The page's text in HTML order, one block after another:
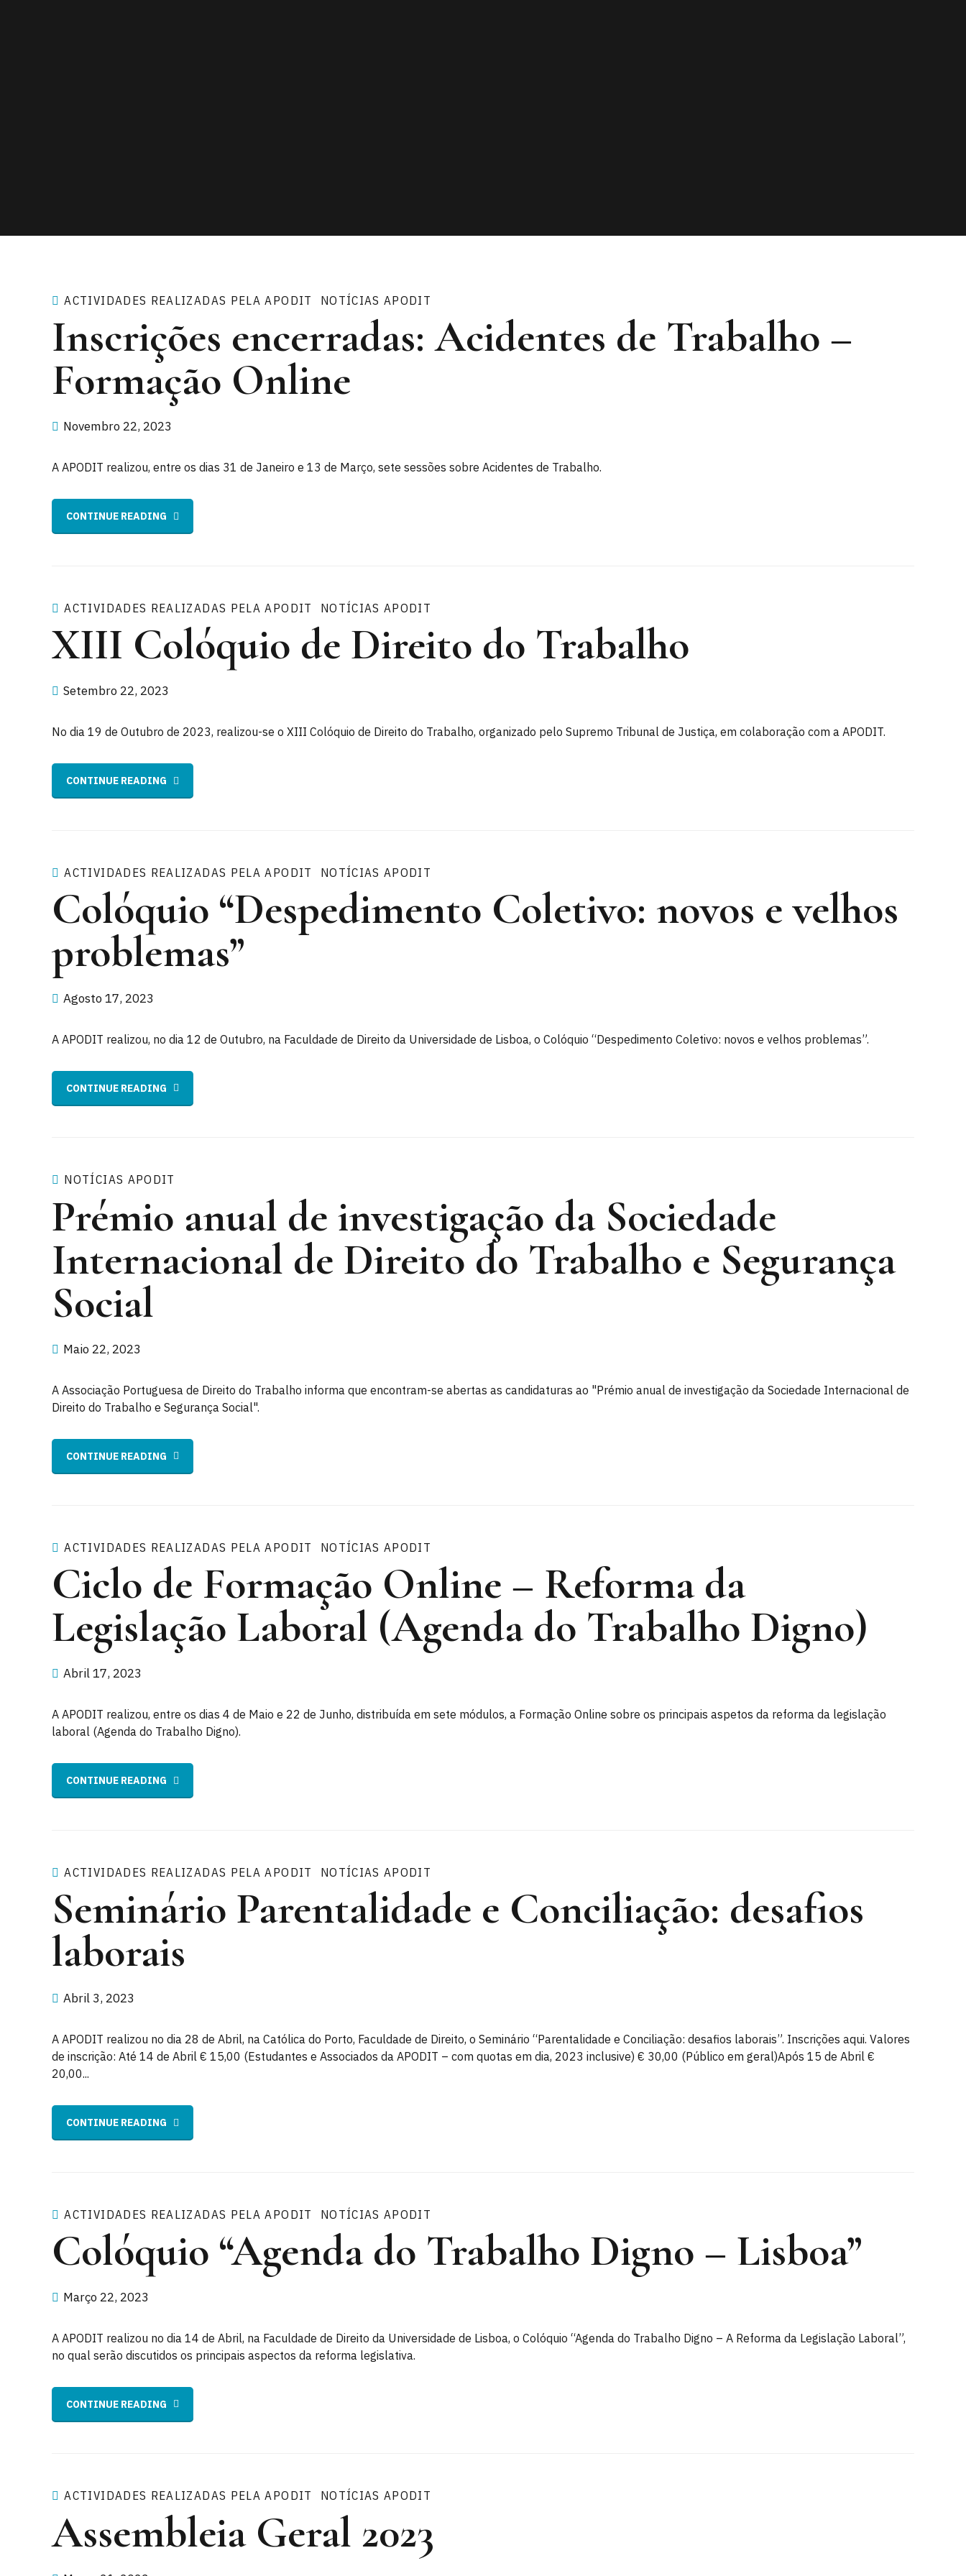
ACTIVIDADES REALIZADAS PELA APODIT NOTÍCIAS APODIT
Inscrições encerradas: Acidentes de Trabalho –
Formação Online
Novembro 22, 2023
A APODIT realizou, entre os dias 31 de Janeiro e 13 de Março, sete sessões sobre Acidentes de Trabalho.
CONTINUE READING
ACTIVIDADES REALIZADAS PELA APODIT NOTÍCIAS APODIT
XIII Colóquio de Direito do Trabalho
Setembro 22, 2023
No dia 19 de Outubro de 2023, realizou-se o XIII Colóquio de Direito do Trabalho, organizado pelo Supremo Tribunal de Justiça, em colaboração com a APODIT.
CONTINUE READING
ACTIVIDADES REALIZADAS PELA APODIT NOTÍCIAS APODIT
Colóquio “Despedimento Coletivo: novos e velhos
problemas”
Agosto 17, 2023
A APODIT realizou, no dia 12 de Outubro, na Faculdade de Direito da Universidade de Lisboa, o Colóquio “Despedimento Coletivo: novos e velhos problemas”.
CONTINUE READING
NOTÍCIAS APODIT
Prémio anual de investigação da Sociedade
Internacional de Direito do Trabalho e Segurança
Social
Maio 22, 2023
A Associação Portuguesa de Direito do Trabalho informa que encontram-se abertas as candidaturas ao "Prémio anual de investigação da Sociedade Internacional de
Direito do Trabalho e Segurança Social".
CONTINUE READING
ACTIVIDADES REALIZADAS PELA APODIT NOTÍCIAS APODIT
Ciclo de Formação Online – Reforma da
Legislação Laboral (Agenda do Trabalho Digno)
Abril 17, 2023
A APODIT realizou, entre os dias 4 de Maio e 22 de Junho, distribuída em sete módulos, a Formação Online sobre os principais aspetos da reforma da legislação
laboral (Agenda do Trabalho Digno).
CONTINUE READING
ACTIVIDADES REALIZADAS PELA APODIT NOTÍCIAS APODIT
Seminário Parentalidade e Conciliação: desafios
laborais
Abril 3, 2023
A APODIT realizou no dia 28 de Abril, na Católica do Porto, Faculdade de Direito, o Seminário “Parentalidade e Conciliação: desafios laborais”. Inscrições aqui. Valores
de inscrição: Até 14 de Abril € 15,00 (Estudantes e Associados da APODIT – com quotas em dia, 2023 inclusive) € 30,00 (Público em geral)Após 15 de Abril €
20,00...
CONTINUE READING
ACTIVIDADES REALIZADAS PELA APODIT NOTÍCIAS APODIT
Colóquio “Agenda do Trabalho Digno – Lisboa”
Março 22, 2023
A APODIT realizou no dia 14 de Abril, na Faculdade de Direito da Universidade de Lisboa, o Colóquio “Agenda do Trabalho Digno – A Reforma da Legislação Laboral”,
no qual serão discutidos os principais aspectos da reforma legislativa.
CONTINUE READING
ACTIVIDADES REALIZADAS PELA APODIT NOTÍCIAS APODIT
Assembleia Geral 2023